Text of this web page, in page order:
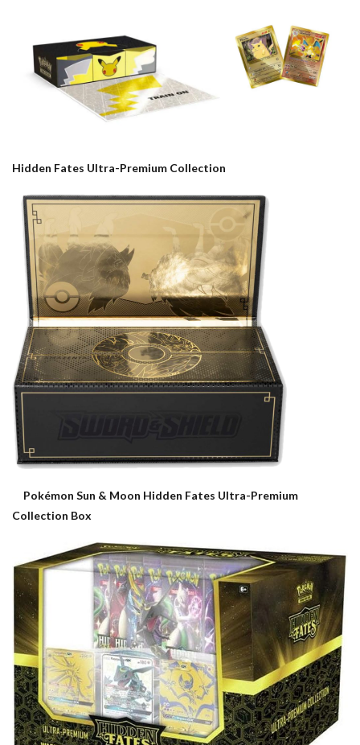
Hidden Fates Ultra-Premium Collection
Pokémon Sun & Moon Hidden Fates Ultra-Premium
Collection Box